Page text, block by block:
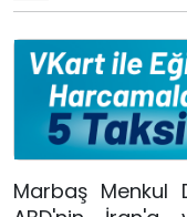
Marbaş Menkul